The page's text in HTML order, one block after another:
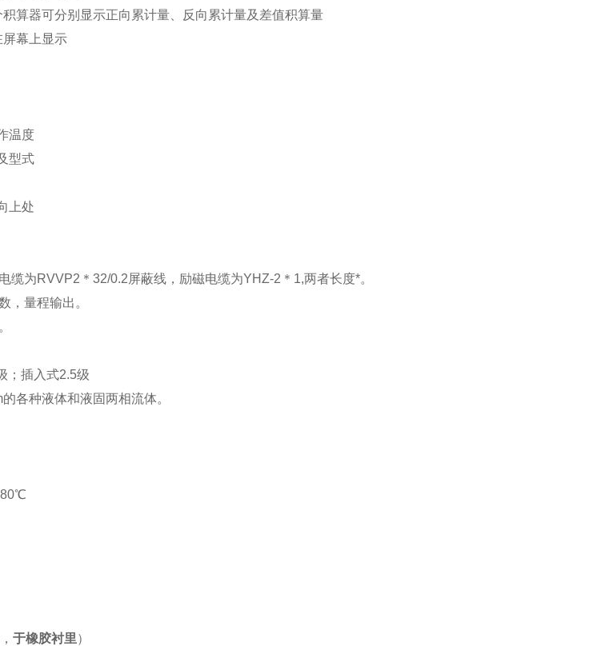
算器可分别显示正向累计量、反向累计量及差值积算量
幕上显示
温度
型式
上处
缆为RVVP2＊32/0.2屏蔽线，励磁电缆为YHZ-2＊1,两者长度*。
，量程输出。
；插入式2.5级
的各种液体和液固两相流体。
于橡胶衬里）